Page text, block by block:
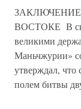
ВОСТОКЕ В
великими
Маньчжурии»
утверждал,
полем битвы